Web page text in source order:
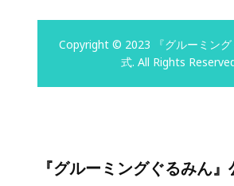
Copyright © 2023 『グルーミング
式. All Rights
『グルーミングぐるみん』